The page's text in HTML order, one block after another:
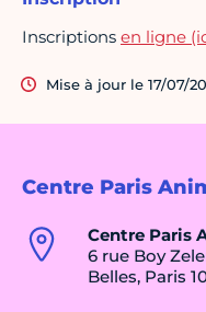
Centre Paris
Centre Paris
6 rue Boy
Belles, Paris
Inscriptions en ligne
Mise à jour le 17/07/